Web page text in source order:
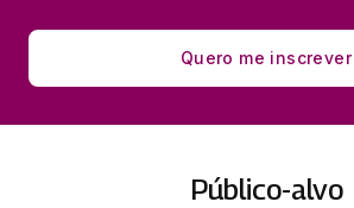
Quero me inscrever
Público-alvo